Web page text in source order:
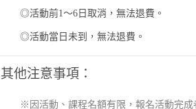
◎活動前1～6日取消，無法退費。
◎活動當日未到，無法退費。
其他注意事項：
※因活動、課程名額有限，報名活動完